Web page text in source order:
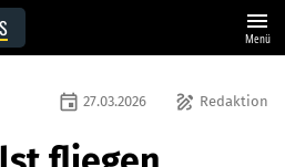
menu
Menü
draw Redaktion
event 27.03.2026